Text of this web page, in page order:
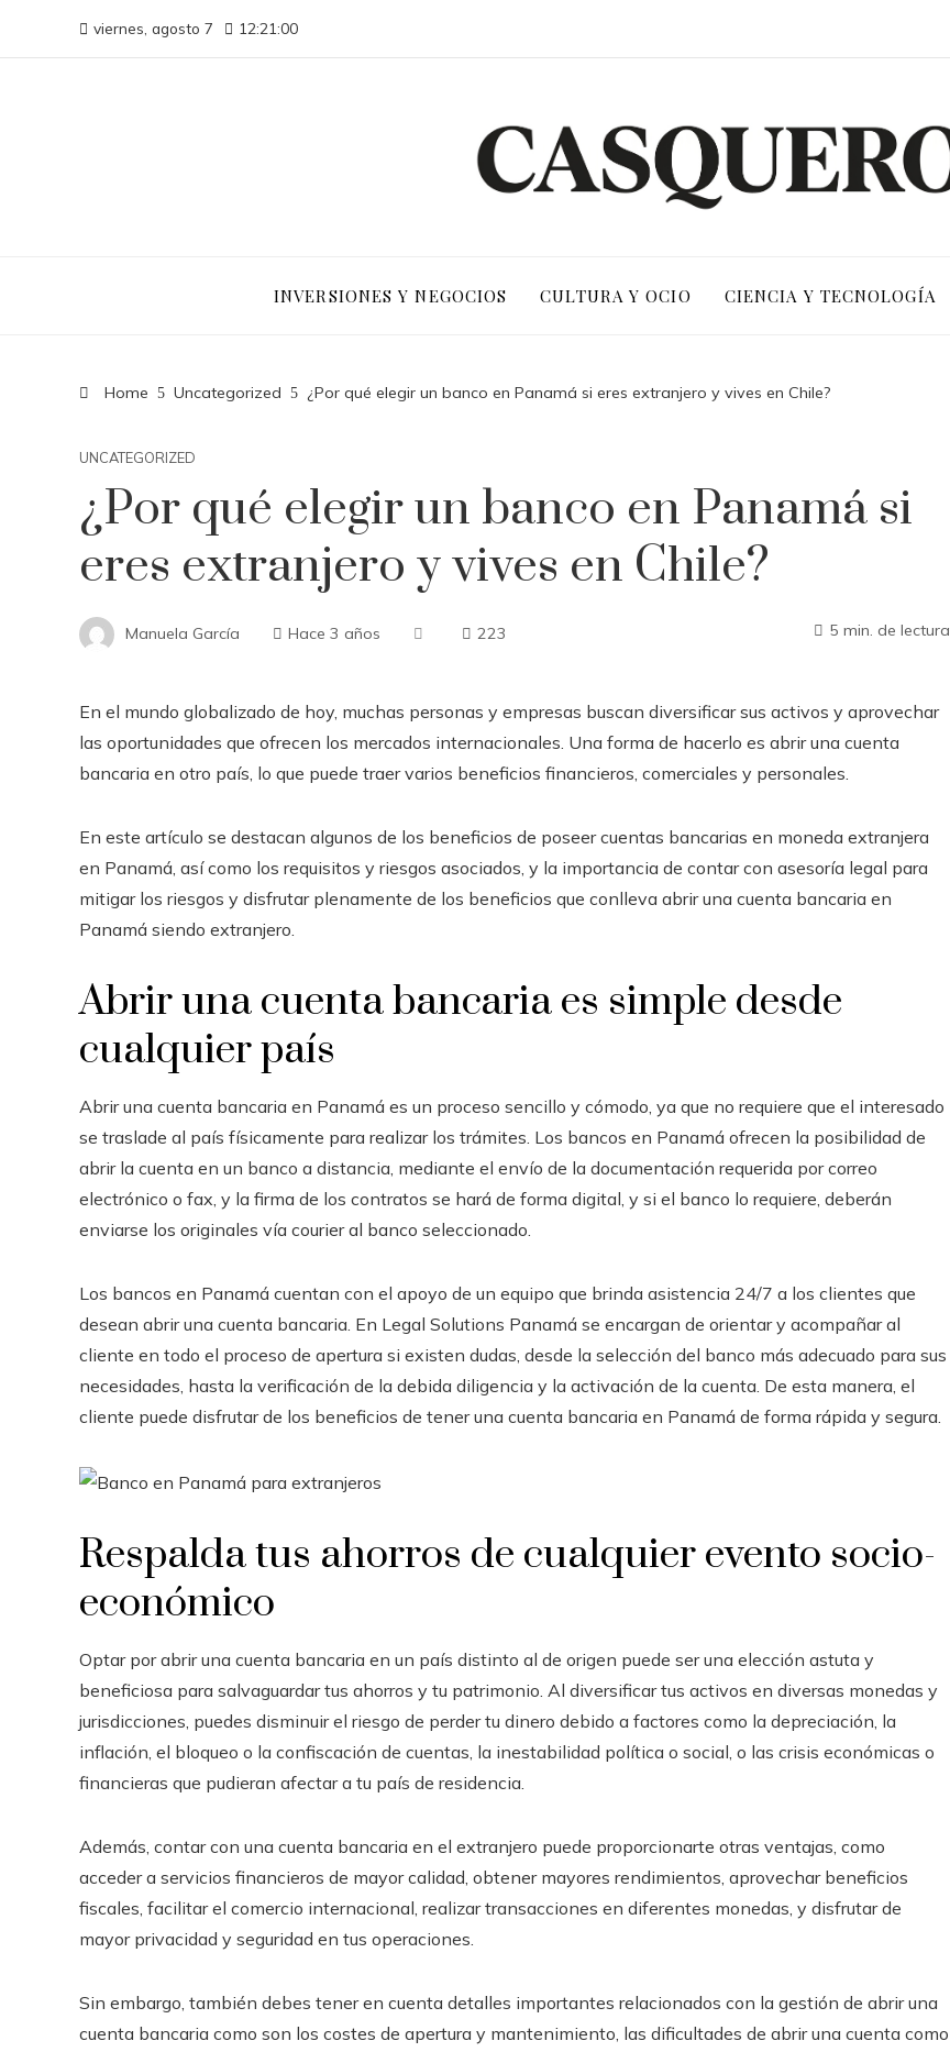
viernes, agosto 7 12:21:00
INVERSIONES Y NEGOCIOS CULTURA Y OCIO CIENCIA Y TECNOLOGÍA
Home Uncategorized ¿Por qué elegir un banco en Panamá si eres extranjero y vives en Chile?
UNCATEGORIZED
¿Por qué elegir un banco en Panamá si
eres extranjero y vives en Chile?
Manuela García Hace 3 años 223 5 min. de lectura
En el mundo globalizado de hoy, muchas personas y empresas buscan diversificar sus activos y aprovechar
las oportunidades que ofrecen los mercados internacionales. Una forma de hacerlo es abrir una cuenta
bancaria en otro país, lo que puede traer varios beneficios financieros, comerciales y personales.
En este artículo se destacan algunos de los beneficios de poseer cuentas bancarias en moneda extranjera
en Panamá, así como los requisitos y riesgos asociados, y la importancia de contar con asesoría legal para
mitigar los riesgos y disfrutar plenamente de los beneficios que conlleva abrir una cuenta bancaria en
Panamá siendo extranjero.
Abrir una cuenta bancaria es simple desde
cualquier país
Abrir una cuenta bancaria en Panamá es un proceso sencillo y cómodo, ya que no requiere que el interesado
se traslade al país físicamente para realizar los trámites. Los bancos en Panamá ofrecen la posibilidad de
abrir la cuenta en un banco a distancia, mediante el envío de la documentación requerida por correo
electrónico o fax, y la firma de los contratos se hará de forma digital, y si el banco lo requiere, deberán
enviarse los originales vía courier al banco seleccionado.
Los bancos en Panamá cuentan con el apoyo de un equipo que brinda asistencia 24/7 a los clientes que
desean abrir una cuenta bancaria. En Legal Solutions Panamá se encargan de orientar y acompañar al
cliente en todo el proceso de apertura si existen dudas, desde la selección del banco más adecuado para sus
necesidades, hasta la verificación de la debida diligencia y la activación de la cuenta. De esta manera, el
cliente puede disfrutar de los beneficios de tener una cuenta bancaria en Panamá de forma rápida y segura.
Respalda tus ahorros de cualquier evento socio-
económico
Optar por abrir una cuenta bancaria en un país distinto al de origen puede ser una elección astuta y
beneficiosa para salvaguardar tus ahorros y tu patrimonio. Al diversificar tus activos en diversas monedas y
jurisdicciones, puedes disminuir el riesgo de perder tu dinero debido a factores como la depreciación, la
inflación, el bloqueo o la confiscación de cuentas, la inestabilidad política o social, o las crisis económicas o
financieras que pudieran afectar a tu país de residencia.
Además, contar con una cuenta bancaria en el extranjero puede proporcionarte otras ventajas, como
acceder a servicios financieros de mayor calidad, obtener mayores rendimientos, aprovechar beneficios
fiscales, facilitar el comercio internacional, realizar transacciones en diferentes monedas, y disfrutar de
mayor privacidad y seguridad en tus operaciones.
Sin embargo, también debes tener en cuenta detalles importantes relacionados con la gestión de abrir una
cuenta bancaria como son los costes de apertura y mantenimiento, las dificultades de abrir una cuenta como